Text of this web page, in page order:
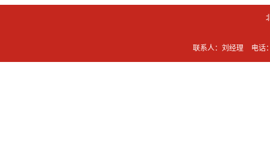
联系人：刘经理 电话